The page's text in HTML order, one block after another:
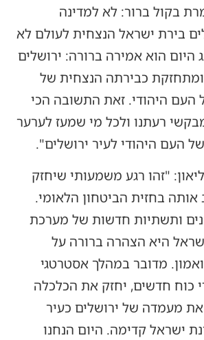
בקול ברור: לא למדינה
בירת ישראל הנצחית לעולם לא
הוא אמירה ברורה: ירושלים
כבירתה הנצחית של
העם היהודי. זאת התשובה הכי
רעתנו ולכל מי שמעז לערער
העם היהודי לעיר ירושלים".
"זהו רגע משמעותי שיחזק
אותה בחזית הביטחון הלאומי.
ותשתיות חדשות של מערכת
היא הצהרה ברורה על
מדובר במהלך אסטרטגי
כוח חדשים, יחזק את הכלכלה
את מעמדה של ירושלים כעיר
ישראל קדימה. היום הנחנו